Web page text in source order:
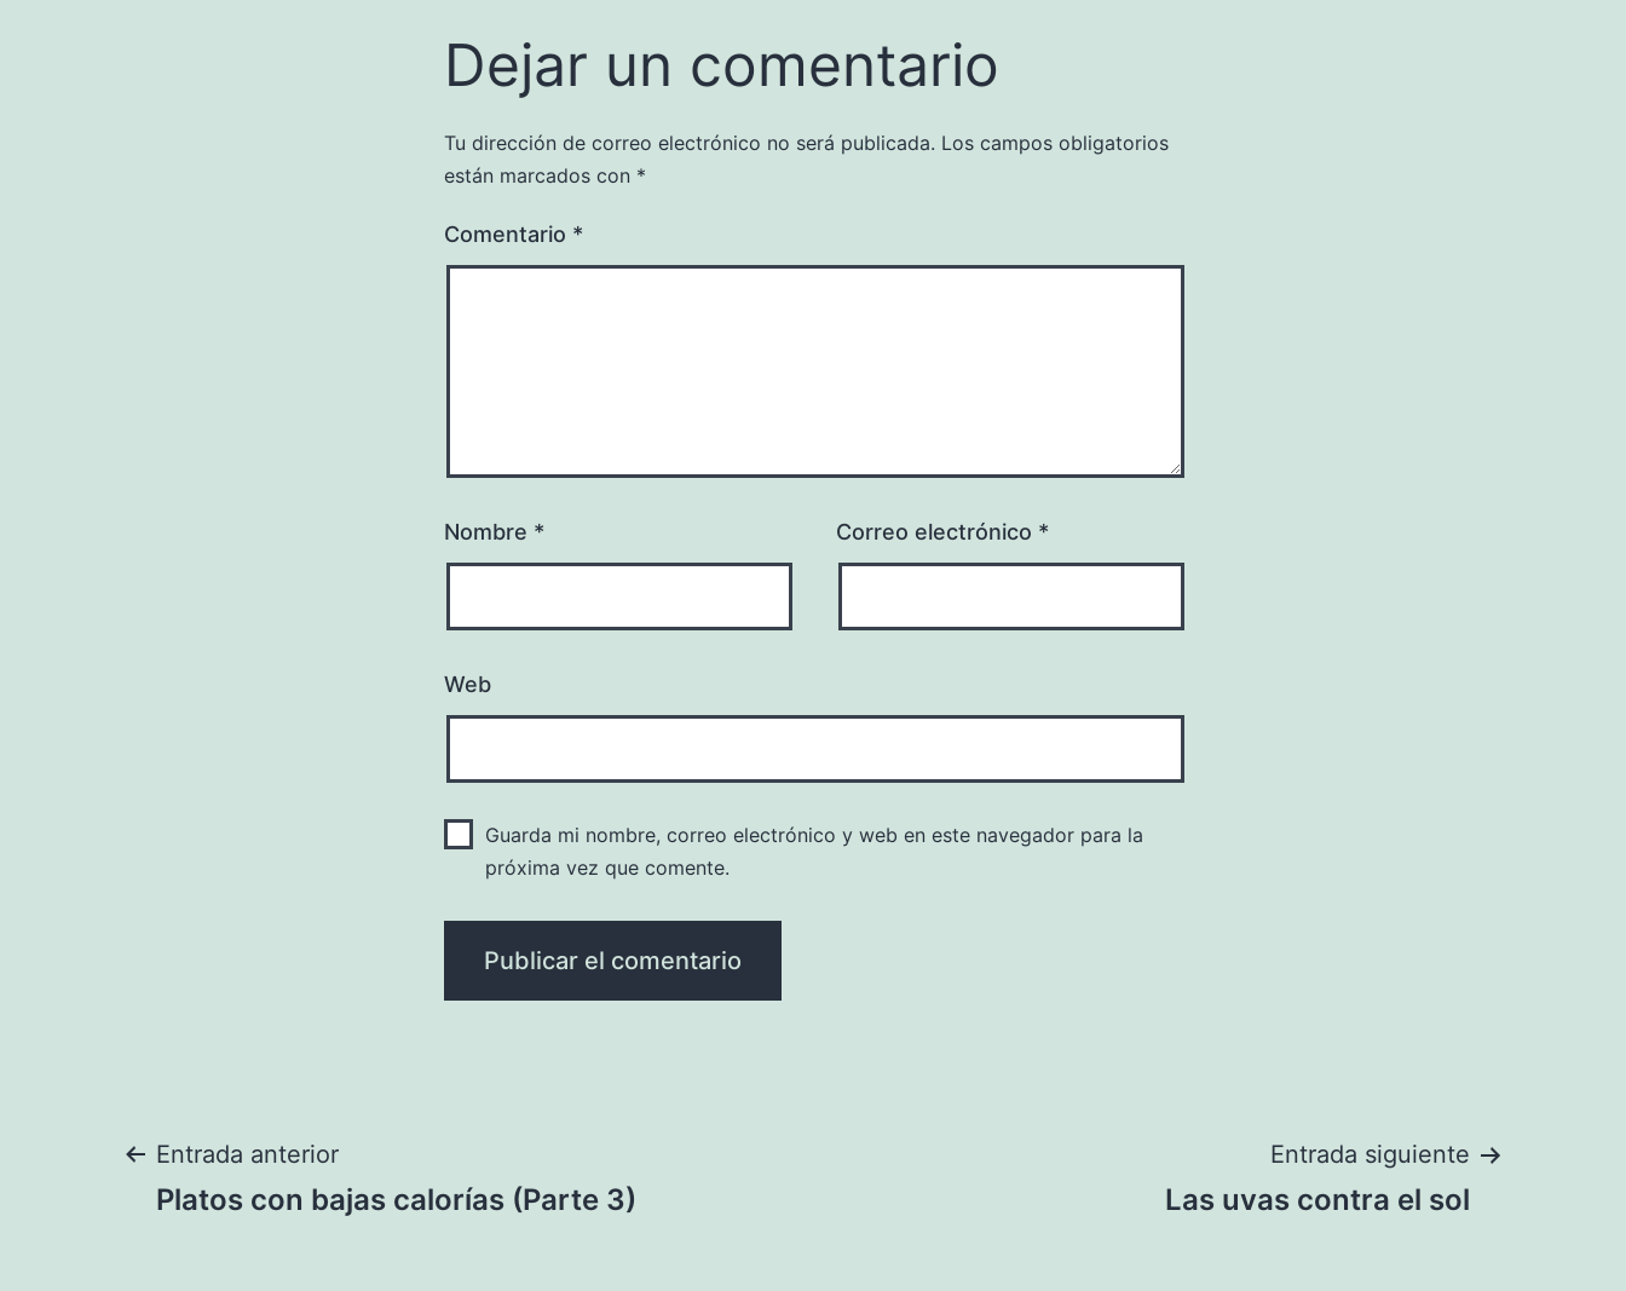
Dejar un comentario
Tu dirección de correo electrónico no será publicada. Los campos obligatorios
están marcados con *
Comentario *
Nombre * Correo electrónico *
Web
Guarda mi nombre, correo electrónico y web en este navegador para la
próxima vez que comente.
Navegación
Entrada anterior
Platos con bajas calorías (Parte 3)
Entrada siguiente
Las uvas contra el sol